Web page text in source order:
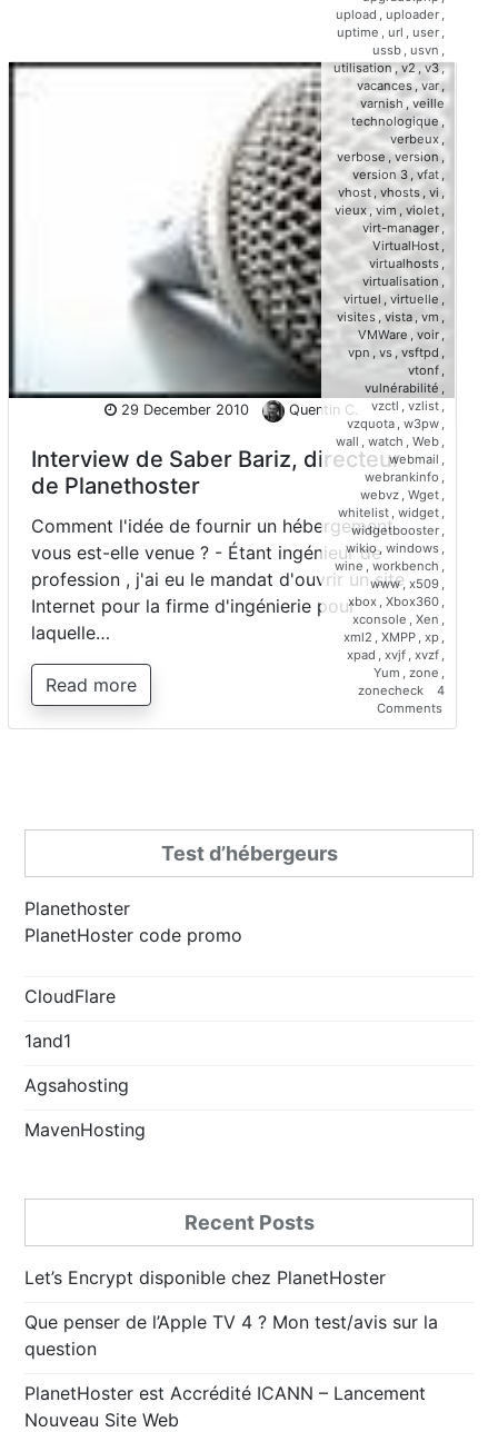
29 December 2010 Quentin C.
Interview de Saber Bariz, directeur
de Planethoster
Comment l'idée de fournir un hébergement
vous est-elle venue ? - Étant ingénieur de
profession , j'ai eu le mandat d'ouvrir un site
Internet pour la firme d'ingénierie pour
laquelle…
Read more
upload , uploader ,
uptime , url , user ,
ussb , usvn ,
utilisation,v2,v3,
vacances , var,
varnish , veille
technologique ,
verbeux ,
verbose ,version,
version 3 ,vfat ,
vhost , vhosts , vi ,
vieux , vim , violet,
virt-manager ,
VirtualHost ,
virtualhosts ,
virtualisation ,
virtuel, virtuelle ,
visites , vista , vm ,
VMWare , voir ,
vpn , vs , vsftpd ,
vtonf ,
vulnérabilité ,
vzctl , vzlist ,
vzquota , w3pw ,
wall , watch , Web ,
webmail ,
webrankinfo ,
webvz , Wget ,
whitelist , widget ,
widgetbooster ,
wikio, windows ,
wine , workbench ,
www, x509 ,
xbox , Xbox360 ,
xconsole , Xen ,
xml2 , XMPP , xp ,
xpad , xvjf , xvzf ,
Yum , zone ,
zonecheck
4
Commentson
Interview
Test d’hébergeurs
Planethoster
PlanetHoster code promo
CloudFlare
1and1
Agsahosting
MavenHosting
Recent Posts
Let’s Encrypt disponible chez PlanetHoster
Que penser de l’Apple TV 4 ? Mon test/avis sur la
question
PlanetHoster est Accrédité ICANN – Lancement
Nouveau Site Web